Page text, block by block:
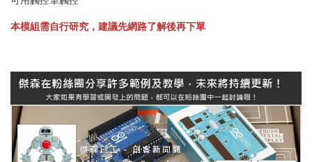
本模組需自行研究，建議先網路了解後再下單